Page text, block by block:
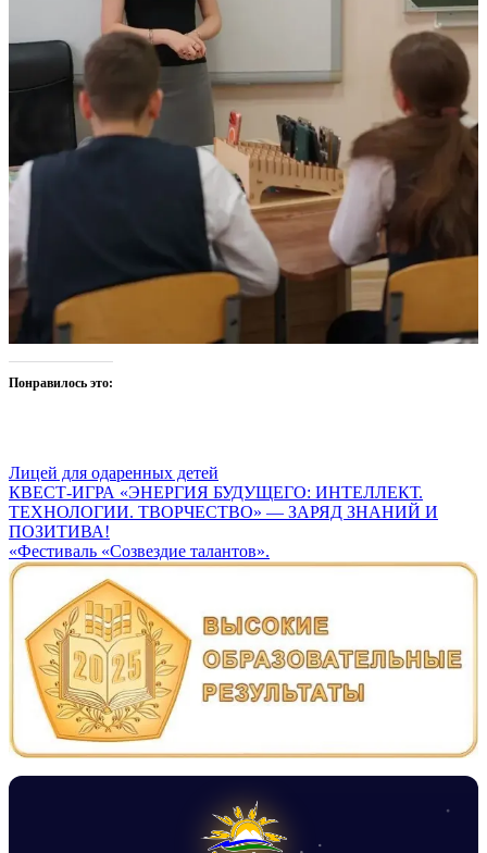
Понравилось это:
Лицей для одаренных детей
Навигация
по
записям
КВЕСТ-ИГРА «ЭНЕРГИЯ БУДУЩЕГО: ИНТЕЛЛЕКТ.
ТЕХНОЛОГИИ. ТВОРЧЕСТВО» — ЗАРЯД ЗНАНИЙ И
ПОЗИТИВА!
«Фестиваль «Созвездие талантов».